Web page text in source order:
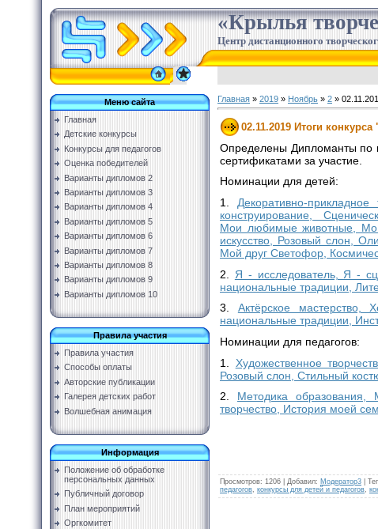
«Крылья
Центр дистанционного
Меню сайта
Главная
Детские конкурсы
Конкурсы для педагогов
Оценка победителей
Варианты дипломов 2
Варианты дипломов 3
Варианты дипломов 4
Варианты дипломов 5
Варианты дипломов 6
Варианты дипломов 7
Варианты дипломов 8
Варианты дипломов 9
Варианты дипломов 10
Правила участия
Правила участия
Способы оплаты
Авторские публикации
Галерея детских работ
Волшебная анимация
Информация
Положение об обработке
персональных данных
Публичный договор
План мероприятий
Оргкомитет
Главная » 2019 » Ноябрь » 2 »
02.11.2019 Итоги
Определены Дипломанты по
сертификатами за участие.
Номинации для детей:
1. Декоративно-
конструирование,
Мои любимые животные,
искусство, Розовый слон,
Мой друг Светофор,
2. Я - исследователь, Я -
национальные традиции,
3. Актёрское мастерство,
национальные традиции,
Номинации для педагогов:
1. Художественное
Розовый слон, Стильный
2. Методика образования,
творчество, История моей
Просмотров: 1206 Добавил: Модератор3
педагогов конкурсы для детей и педагогов